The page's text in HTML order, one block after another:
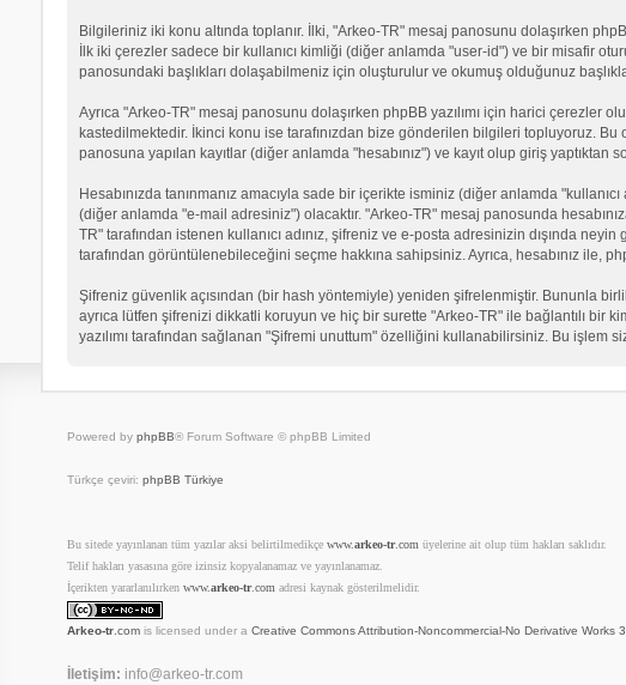
Bilgileriniz iki konu altında toplanır. İlki, "Arkeo-TR" mesaj panosunu dolaşırken
İlk iki çerezler sadece bir kullanıcı kimliği (diğer anlamda "user-id") ve bir misafir
panosundaki başlıkları dolaşabilmeniz için oluşturulur ve okumuş olduğunuz
Ayrıca "Arkeo-TR" mesaj panosunu dolaşırken phpBB yazılımı için harici çerezler
kastedilmektedir. İkinci konu ise tarafınızdan bize gönderilen bilgileri topluyoruz.
panosuna yapılan kayıtlar (diğer anlamda "hesabınız") ve kayıt olup giriş
Hesabınızda tanınmanız amacıyla sade bir içerikte isminiz (diğer anlamda
(diğer anlamda "e-mail adresiniz") olacaktır. "Arkeo-TR" mesaj panosunda
TR" tarafından istenen kullanıcı adınız, şifreniz ve e-posta adresinizin dışında
tarafından görüntülenebileceğini seçme hakkına sahipsiniz. Ayrıca, hesabınız ile,
Şifreniz güvenlik açısından (bir hash yöntemiyle) yeniden şifrelenmiştir. Bununla
ayrıca lütfen şifrenizi dikkatli koruyun ve hiç bir surette "Arkeo-TR" ile bağlantılı bir
yazılımı tarafından sağlanan "Şifremi unuttum" özelliğini kullanabilirsiniz. Bu işlem
Powered by phpBB® Forum Software © phpBB Limited
Türkçe çeviri: phpBB Türkiye
Bu sitede yayınlanan tüm yazılar aksi belirtilmedikçe www.arkeo-tr.com üyelerine ait olup tüm hakları saklıdır.
Telif hakları yasasına göre izinsiz kopyalanamaz ve yayınlanamaz.
İçerikten yararlanılırken www.arkeo-tr.com adresi kaynak gösterilmelidir.
Arkeo-tr.comis licensed under a Creative Commons Attribution-Noncommercial-No Derivative Works
İletişim: info@arkeo-tr.com